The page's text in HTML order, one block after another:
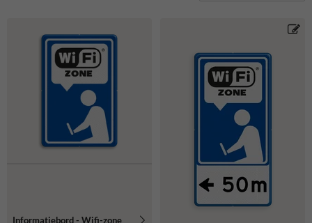
Informatiebord - Wifi-zone